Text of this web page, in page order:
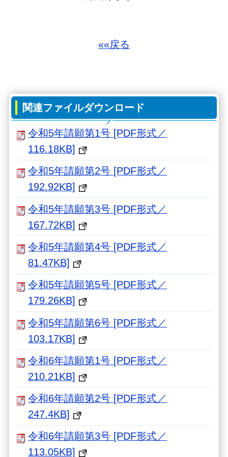
««戻る
関連ファイルダウンロード
令和5年請願第1号 [PDF形式／
116.18KB]
令和5年請願第2号 [PDF形式／
192.92KB]
令和5年請願第3号 [PDF形式／
167.72KB]
令和5年請願第4号 [PDF形式／
81.47KB]
令和5年請願第5号 [PDF形式／
179.26KB]
令和5年請願第6号 [PDF形式／
103.17KB]
令和6年請願第1号 [PDF形式／
210.21KB]
令和6年請願第2号 [PDF形式／
247.4KB]
令和6年請願第3号 [PDF形式／
113.05KB]